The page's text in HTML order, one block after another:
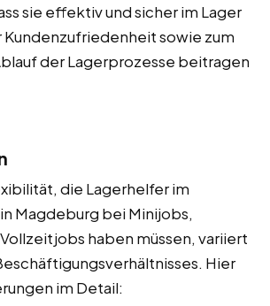
sie effektiv und sicher im Lager
Kundenzufriedenheit sowie zum
der Lagerprozesse beitragen
die Lagerhelfer im
Magdeburg bei Minijobs,
haben müssen, variiert
Hier
im Detail: